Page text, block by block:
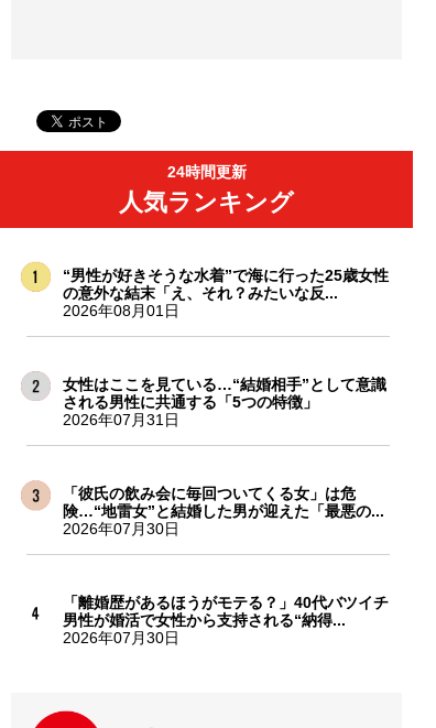
24時間更新
人気ランキング
“男性が好きそうな水着”で海に行った25歳女性
の意外な結末「え、それ？みたいな反...
2026年08月01日
女性はここを見ている…“結婚相手”として意識
される男性に共通する「5つの特徴」
2026年07月31日
「彼氏の飲み会に毎回ついてくる女」は危
険…“地雷女”と結婚した男が迎えた「最悪の...
2026年07月30日
「離婚歴があるほうがモテる？」40代バツイチ
男性が婚活で女性から支持される“納得...
2026年07月30日